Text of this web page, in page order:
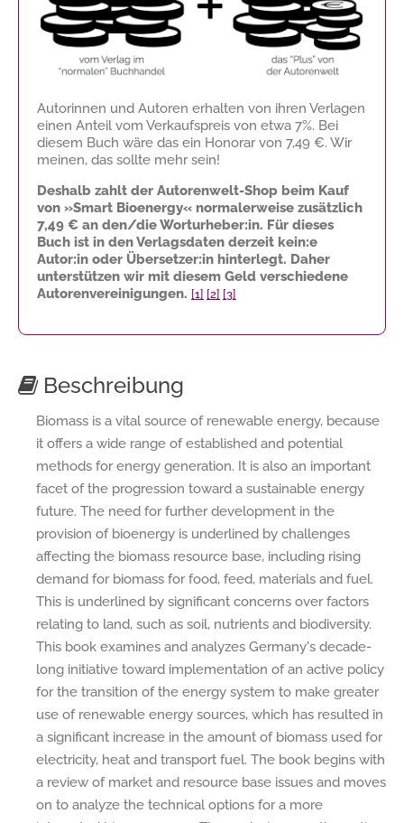
Autorinnen und Autoren erhalten von ihren Verlagen
einen Anteil vom Verkaufspreis von etwa 7%. Bei
diesem Buch wäre das ein Honorar von 7,49 €. Wir
meinen, das sollte mehr sein!
Deshalb zahlt der Autorenwelt-Shop beim Kauf
von »Smart Bioenergy« normalerweise zusätzlich
7,49 € an den/die Worturheber:in. Für dieses
Buch ist in den Verlagsdaten derzeit kein:e
Autor:in oder Übersetzer:in hinterlegt. Daher
unterstützen wir mit diesem Geld verschiedene
Autorenvereinigungen. [1] [2] [3]
Beschreibung
Biomass is a vital source of renewable energy, because
it offers a wide range of established and potential
methods for energy generation. It is also an important
facet of the progression toward a sustainable energy
future. The need for further development in the
provision of bioenergy is underlined by challenges
affecting the biomass resource base, including rising
demand for biomass for food, feed, materials and fuel.
This is underlined by significant concerns over factors
relating to land, such as soil, nutrients and biodiversity.
This book examines and analyzes Germany's decade-
long initiative toward implementation of an active policy
for the transition of the energy system to make greater
use of renewable energy sources, which has resulted in
a significant increase in the amount of biomass used for
electricity, heat and transport fuel. The book begins with
a review of market and resource base issues and moves
on to analyze the technical options for a more